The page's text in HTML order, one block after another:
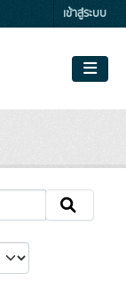
เข้าสู่ระบบ